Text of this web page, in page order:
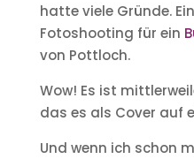
hatte viele Gründe.
Fotoshooting für ein
von Pottloch.
Wow! Es ist
das es als Cover auf
Und wenn ich schon